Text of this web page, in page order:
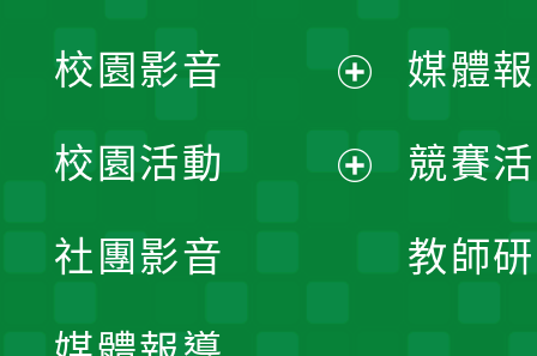
媒體
競賽
教師
校園影音
開
校園活動
社團影音